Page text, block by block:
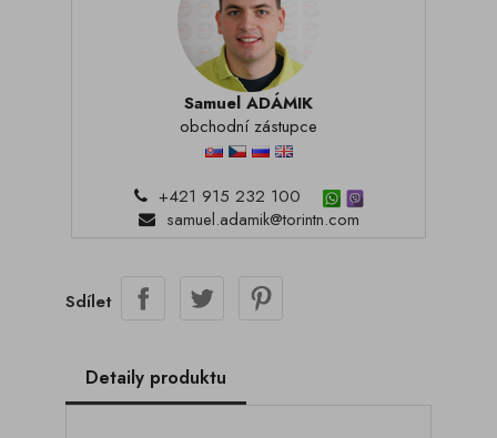
Samuel ADÁMIK
obchodní zástupce
+421 915 232 100
samuel.adamik@torintn.com
Sdílet
Detaily produktu